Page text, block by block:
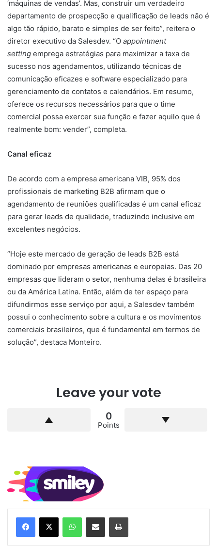
‘máquinas de vendas’. Mas, construir um verdadeiro
departamento de prospecção e qualificação de leads não é
algo tão rápido, barato e simples de ser feito”, reitera o
diretor executivo da Salesdev. “O appointment
setting emprega estratégias para maximizar a taxa de
sucesso nos agendamentos, utilizando técnicas de
comunicação eficazes e software especializado para
gerenciamento de contatos e calendários. Em resumo,
oferece os recursos necessários para que o time
comercial possa exercer sua função e fazer aquilo que é
realmente bom: vender”, completa.
Canal eficaz
De acordo com a empresa americana VIB, 95% dos
profissionais de marketing B2B afirmam que o
agendamento de reuniões qualificadas é um canal eficaz
para gerar leads de qualidade, traduzindo inclusive em
excelentes negócios.
“Hoje este mercado de geração de leads B2B está
dominado por empresas americanas e europeias. Das 20
empresas que lideram o setor, nenhuma delas é brasileira
ou da América Latina. Então, além de ter espaço para
difundirmos esse serviço por aqui, a Salesdev também
possui o conhecimento sobre a cultura e os movimentos
comerciais brasileiros, que é fundamental em termos de
solução”, destaca Monteiro.
Leave your vote
0
Points
WhatsApp
Compartilhar via e-mail Imprimir